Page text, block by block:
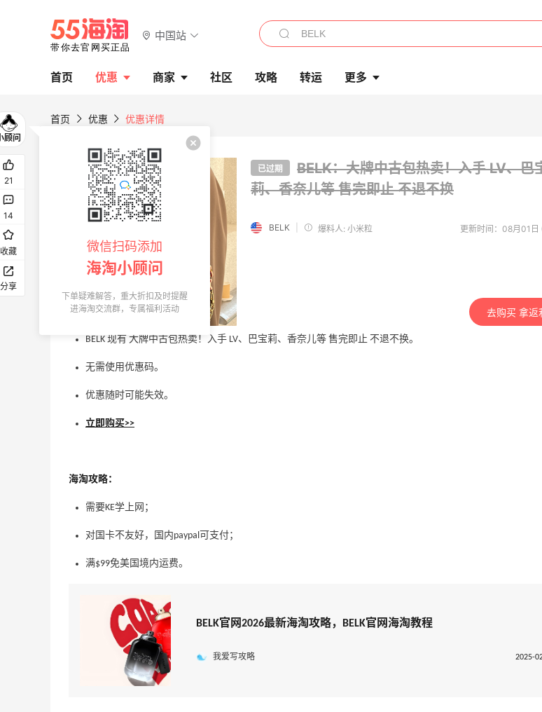
中国站
首页 优惠 商家 社区 攻略 转运 更多
首页 优惠 优惠详情
已过期
BELK：大牌中古包热卖！入手 LV、巴
莉、香奈儿等售完即止 不退不换
BELK 爆料人: 小米粒 更新时间：08月01
去购买 拿返
BELK 现有 大牌中古包热卖！入手 LV、巴宝莉、香奈儿等 售完即止 不退不换。
无需使用优惠码。
优惠随时可能失效。
立即购买>>
海淘攻略：
需要KE学上网；
对国卡不友好，国内paypal可支付；
满$99免美国境内运费。
BELK官网2026最新海淘攻略，BELK官网海淘教程
我爱写攻略 2025-
21
14
收藏
分享
微信扫码添加
海淘小顾问
下单疑难解答，重大折扣及时提醒
进海淘交流群，专属福利活动